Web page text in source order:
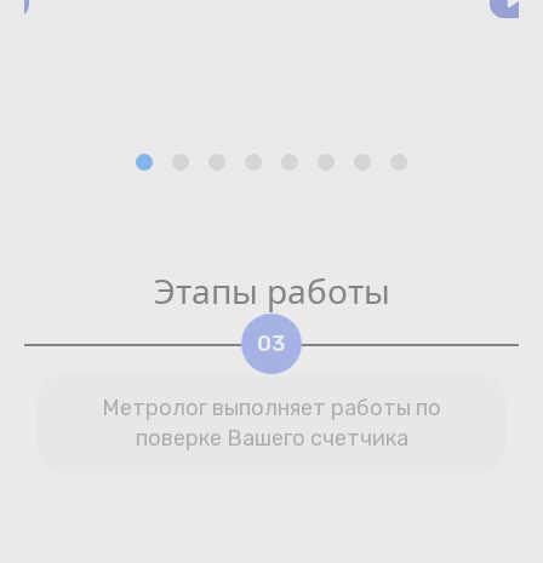
Этапы работы
03
Метролог выполняет работы по
поверке Вашего счетчика